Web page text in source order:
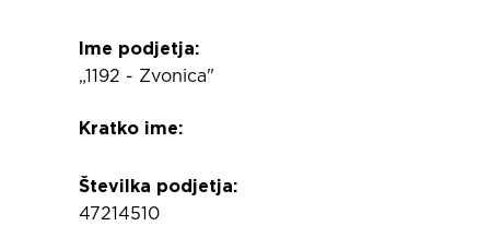
Ime podjetja:
„1192 - Zvonica"
Kratko ime:
Številka podjetja:
47214510